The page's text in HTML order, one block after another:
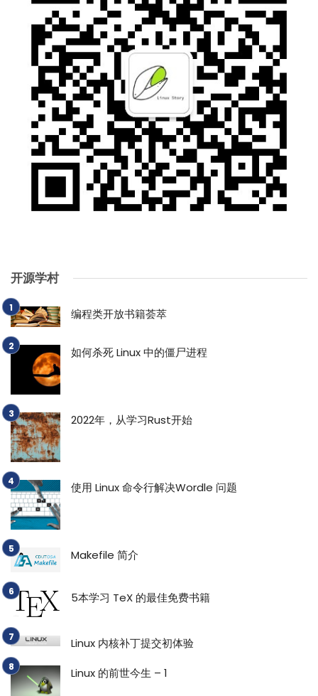
开源学村
编程类开放书籍荟萃
如何杀死 Linux 中的僵尸进程
2022年，从学习Rust开始
使用 Linux 命令行解决Wordle 问题
Makefile 简介
5本学习 TeX 的最佳免费书籍
Linux 内核补丁提交初体验
Linux 的前世今生 – 1